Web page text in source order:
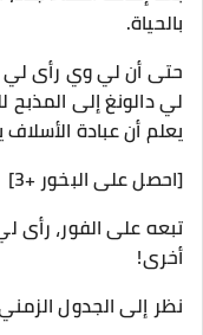
بالحياة.
حتى أن لي وي رأى لي
لي دالونغ إلى المذبح
يعلم أن عبادة
[احصل على البخور +3]
تبعه على الفور،
أخرى!
نظر إلى الجدول